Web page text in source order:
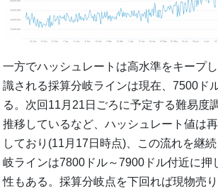
一方でハッシュレートは高水準をキープ
識される採算分岐ラインは現在、7500ド
る。次回11月21日ごろに予定する難易度
推移しているなど、ハッシュレート値は
しており(11月17日時点)、この流れを継
岐ラインは7800ドル～7900ドル付近に押
性もある。採算分岐点を下回れば現物売